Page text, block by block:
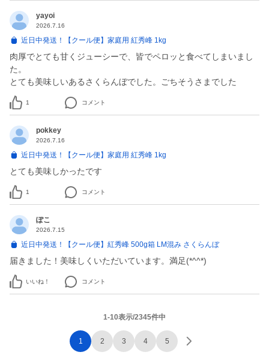
yayoi
2026.7.16
近日中発送！【クール便】家庭用 紅秀峰 1kg
肉厚でとても甘くジューシーで、皆でペロッと食べてしまいまし
た。
とても美味しいあるさくらんぼでした。ごちそうさまでした
1 コメント
pokkey
2026.7.16
近日中発送！【クール便】家庭用 紅秀峰 1kg
とても美味しかったです
1 コメント
ぽこ
2026.7.15
近日中発送！【クール便】紅秀峰 500g箱 LM混み さくらんぼ
届きました！美味しくいただいています。満足(*^^*)
いいね！ コメント
1-10表示/2345件中
1 2 3 4 5